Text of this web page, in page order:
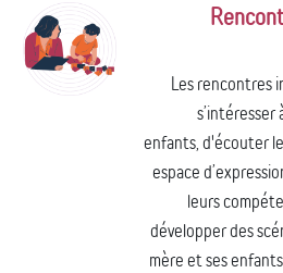
Les rencontres
s’intéresser
enfants, d'écouter
espace
leurs
développer des
mère et ses